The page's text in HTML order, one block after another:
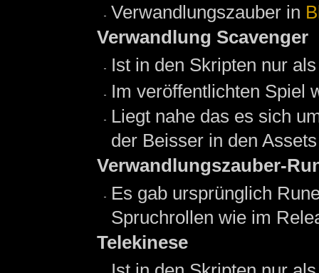
Verwandlungszauber in
Verwandlung Scavenger
Ist in den Skripten nur
Im veröffentlichten Spiel
Liegt nahe das es sich
der Beisser in den
Verwandlungszauber-
Es gab ursprünglich
Spruchrollen wie im
Telekinese